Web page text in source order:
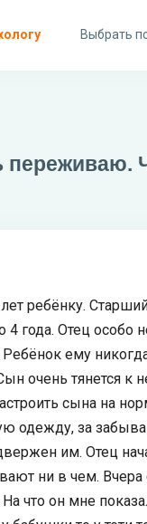
Выбрать
переживаю.
ребёнку.
года. Отец особо
ему
очень тянется к
сына на
одежду, за
им. Отец
ни в чем. Вчера
что он мне